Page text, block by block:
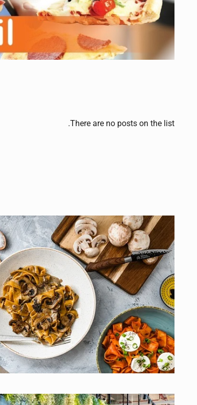
There are no posts on the list.